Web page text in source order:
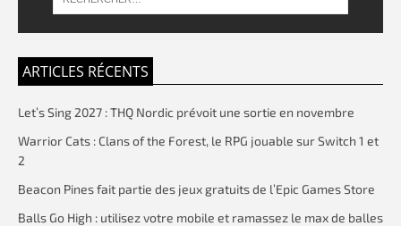
ARTICLES RÉCENTS
Let’s Sing 2027 : THQ Nordic prévoit une sortie en novembre
Warrior Cats : Clans of the Forest, le RPG jouable sur Switch 1 et
2
Beacon Pines fait partie des jeux gratuits de l’Epic Games Store
Balls Go High : utilisez votre mobile et ramassez le max de balles